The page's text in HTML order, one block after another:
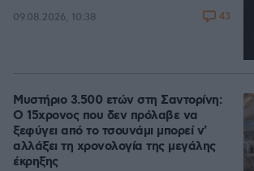
09.08.2026, 10:38 43
Μυστήριο 3.500 ετών στη Σαντορίνη:
Ο 15χρονος που δεν πρόλαβε να
ξεφύγει από το τσουνάμι μπορεί ν'
αλλάξει τη χρονολογία της μεγάλης
έκρηξης